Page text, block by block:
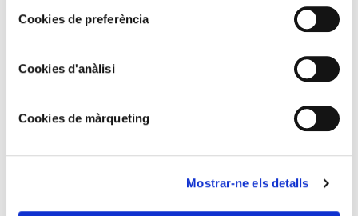
Cookies de preferència
Cookies d'anàlisi
Cookies de màrqueting
Mostrar-ne els detalls